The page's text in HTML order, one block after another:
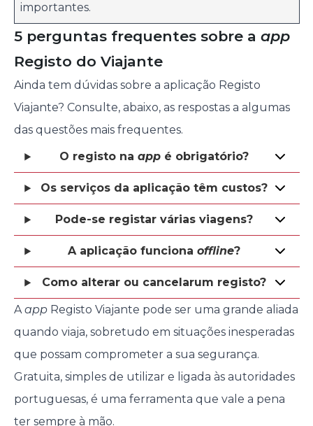
importantes.
5 perguntas frequentes sobre a app
Registo do Viajante
Ainda tem dúvidas sobre a aplicação Registo
Viajante? Consulte, abaixo, as respostas a algumas
das questões mais frequentes.
O registo na appé obrigatório?
Os serviços da aplicação têm custos?
Pode-se registar várias viagens?
A aplicação funciona offline?
Como alterar ou cancelarum registo?
AappRegisto Viajante pode ser uma grande aliada
quando viaja, sobretudo em situações inesperadas
que possam comprometer a sua segurança.
Gratuita, simples de utilizar e ligada às autoridades
portuguesas, é uma ferramenta que vale a pena
ter sempre à mão.